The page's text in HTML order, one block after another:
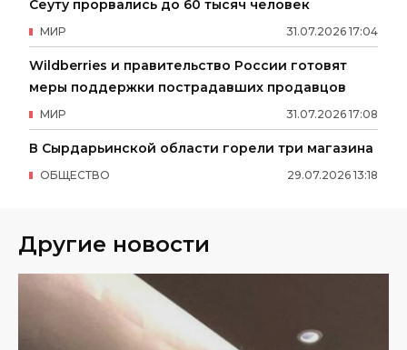
Сеуту прорвались до 60 тысяч человек
31.07.2026 17:04
МИР
Wildberries и правительство России готовят
меры поддержки пострадавших продавцов
31.07.2026 17:08
МИР
В Сырдарьинской области горели три магазина
29.07.2026 13:18
ОБЩЕСТВО
Другие новости